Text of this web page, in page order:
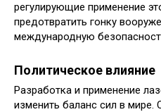
регулирующие применение
предотвратить гонку
международную
Политическое влияние
Разработка и применение
изменить баланс сил в